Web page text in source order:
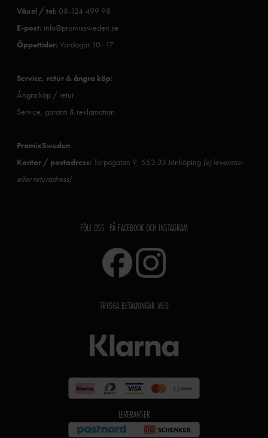
Växel / tel: 08-124 499 98
E-post: info@promixsweden.se
Öppettider: Vardagar 10–17
Service, retur & ångra köp:
Ångra köp / retur
Service, garanti & reklamation
PromixSweden
Kontor / postadress: Torpagatan 9, 553 33 Jönköping (ej leverans-
eller returadress)
FÖLJ OSS PÅ FACEBOOK OCH INSTAGRAM
TRYGGA BETALNINGAR MED
LEVERANSER